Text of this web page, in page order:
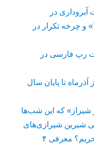
در
خواستگاری: شباهت با «پایتخت7» و چرخه تکرار در
رپ فارسی در
تا پایان سال
شیراز» که این شب‌ها
شیرین شیرازی‌های
از کجا اکانت اسپاتیفای پرمیوم بخریم؟ معرفی ۴